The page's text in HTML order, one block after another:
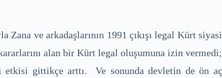
ve arkadaşlarının 1991 çıkışı legal Kürt siyasi
alan bir Kürt legal oluşumuna izin
gittikçe arttı. Ve sonunda devletin de ön